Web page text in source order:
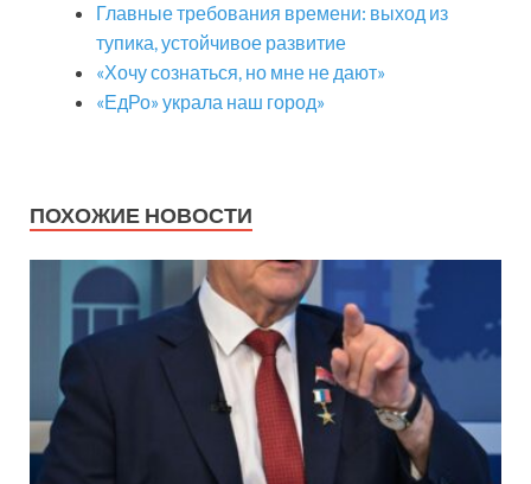
Главные требования времени: выход из
тупика, устойчивое развитие
«Хочу сознаться, но мне не дают»
«ЕдРо» украла наш город»
ПОХОЖИЕ НОВОСТИ